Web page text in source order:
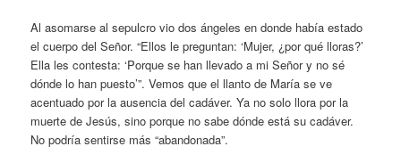
Al asomarse al sepulcro vio dos ángeles en donde había estado
el cuerpo del Señor. “Ellos le preguntan: ‘Mujer, ¿por qué lloras?’
Ella les contesta: ‘Porque se han llevado a mi Señor y no sé
dónde lo han puesto’”. Vemos que el llanto de María se ve
acentuado por la ausencia del cadáver. Ya no solo llora por la
muerte de Jesús, sino porque no sabe dónde está su cadáver.
No podría sentirse más “abandonada”.